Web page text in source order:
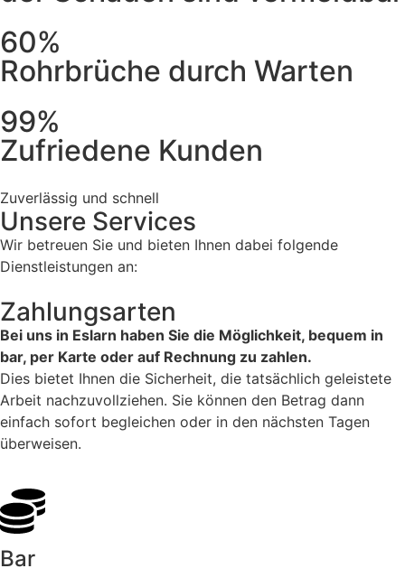
60%
Rohrbrüche durch Warten
99%
Zufriedene Kunden
Zuverlässig und schnell
Unsere Services
Wir betreuen Sie und bieten Ihnen dabei folgende
Dienstleistungen an:
Zahlungsarten
Bei uns in Eslarn haben Sie die Möglichkeit, bequem in
bar, per Karte oder auf Rechnung zu zahlen.
Dies bietet Ihnen die Sicherheit, die tatsächlich geleistete
Arbeit nachzuvollziehen. Sie können den Betrag dann
einfach sofort begleichen oder in den nächsten Tagen
überweisen.
Bar